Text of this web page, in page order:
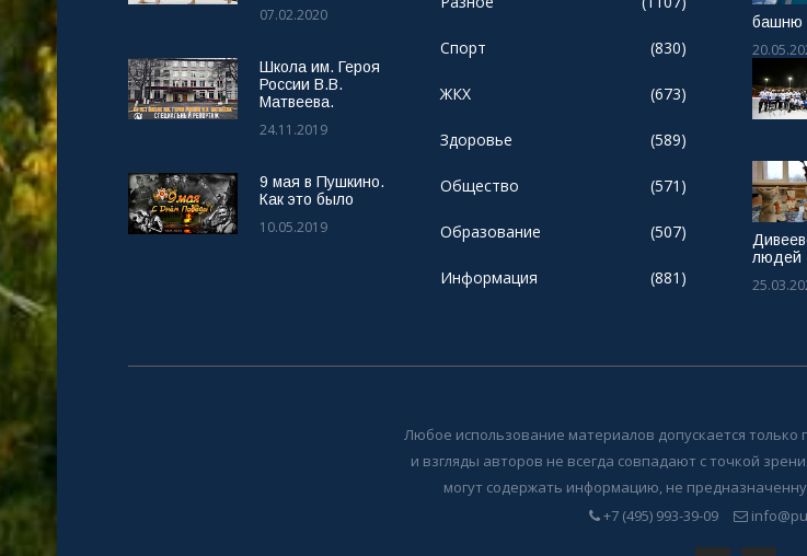
07.02.2020
Школа им. Героя
России В.В.
Матвеева.
24.11.2019
9 мая в Пушкино.
Как это было
10.05.2019
Спорт (830)
ЖКХ (673)
Здоровье (589)
Общество (571)
Образование (507)
Информация (881)
башню
людей
Любое использование материалов допускается
и взгляды авторов не всегда совпадают с точкой
могут содержать информацию, не
+7 (495) 993-39-09